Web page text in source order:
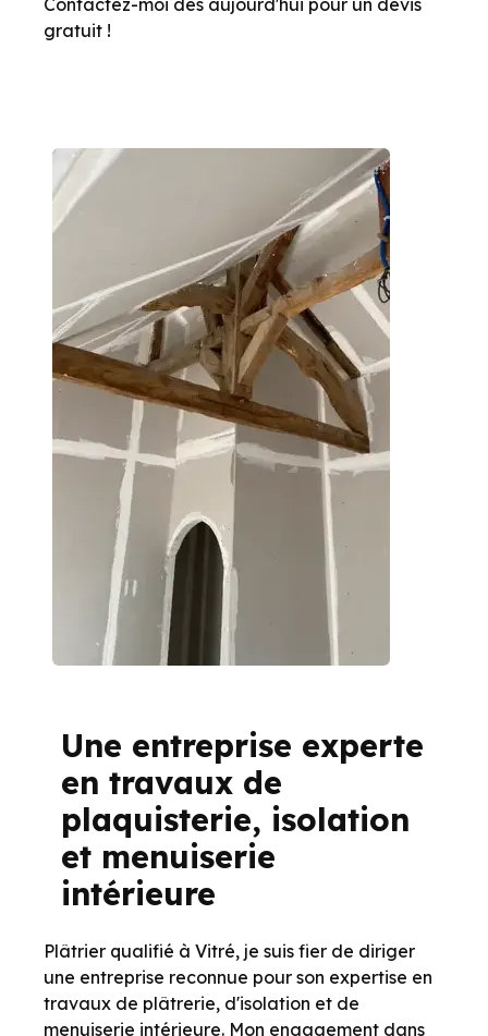
Contactez-moi dès aujourd'hui pour un devis
gratuit !
Une entreprise experte
en travaux de
plaquisterie, isolation
et menuiserie
intérieure
Plâtrier qualifié à Vitré, je suis fier de diriger
une entreprise reconnue pour son expertise en
travaux de plâtrerie, d'isolation et de
menuiserie intérieure. Mon engagement dans